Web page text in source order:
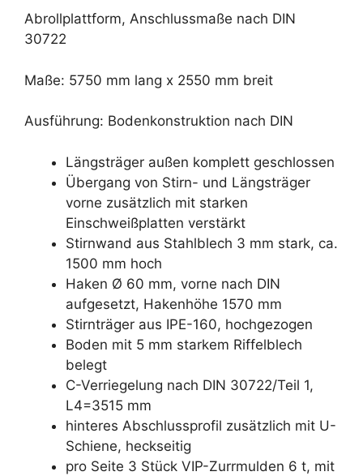
Abrollplattform, Anschlussmaße nach DIN
30722
Maße: 5750 mm lang x 2550 mm breit
Ausführung: Bodenkonstruktion nach DIN
Längsträger außen komplett geschlossen
Übergang von Stirn- und Längsträger
vorne zusätzlich mit starken
Einschweißplatten verstärkt
Stirnwand aus Stahlblech 3 mm stark, ca.
1500 mm hoch
Haken Ø 60 mm, vorne nach DIN
aufgesetzt, Hakenhöhe 1570 mm
Stirnträger aus IPE-160, hochgezogen
Boden mit 5 mm starkem Riffelblech
belegt
C-Verriegelung nach DIN 30722/Teil 1,
L4=3515 mm
hinteres Abschlussprofil zusätzlich mit U-
Schiene, heckseitig
pro Seite 3 Stück VIP-Zurrmulden 6 t, mit